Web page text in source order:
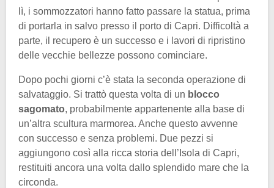
lì, i sommozzatori hanno fatto passare la statua, prima
di portarla in salvo presso il porto di Capri. Difficoltà a
parte, il recupero è un successo e i lavori di ripristino
delle vecchie bellezze possono cominciare.
Dopo pochi giorni c’è stata la seconda operazione di
salvataggio. Si trattò questa volta di un blocco
sagomato, probabilmente appartenente alla base di
un’altra scultura marmorea. Anche questo avvenne
con successo e senza problemi. Due pezzi si
aggiungono così alla ricca storia dell’Isola di Capri,
restituiti ancora una volta dallo splendido mare che la
circonda.